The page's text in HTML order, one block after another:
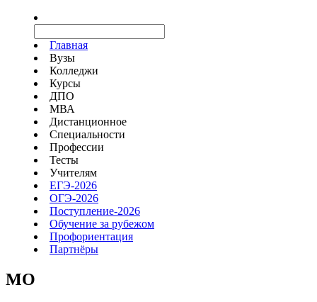
Главная
Вузы
Колледжи
Курсы
ДПО
МВА
Дистанционное
Специальности
Профессии
Тесты
Учителям
ЕГЭ-2026
ОГЭ-2026
Поступление-2026
Обучение за рубежом
Профориентация
Партнёры
MO